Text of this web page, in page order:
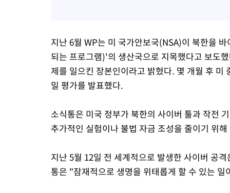
지난 6월 WP는 미 국가안보국(NSA)이 북한을
되는 프로그램)'의 생산국으로 지목했다고 보도
제를 일으킨 장본인이라고 밝혔다. 몇 개월 후
밀 평가를 발표했다.
소식통은 미국 정부가 북한의 사이버 툴과 작전
추가적인 실험이나 불법 자금 조성을 줄이기 위
지난 5월 12일 전 세계적으로 발생한 사이버 공
통은 "잠재적으로 생명을 위태롭게 할 수 있는